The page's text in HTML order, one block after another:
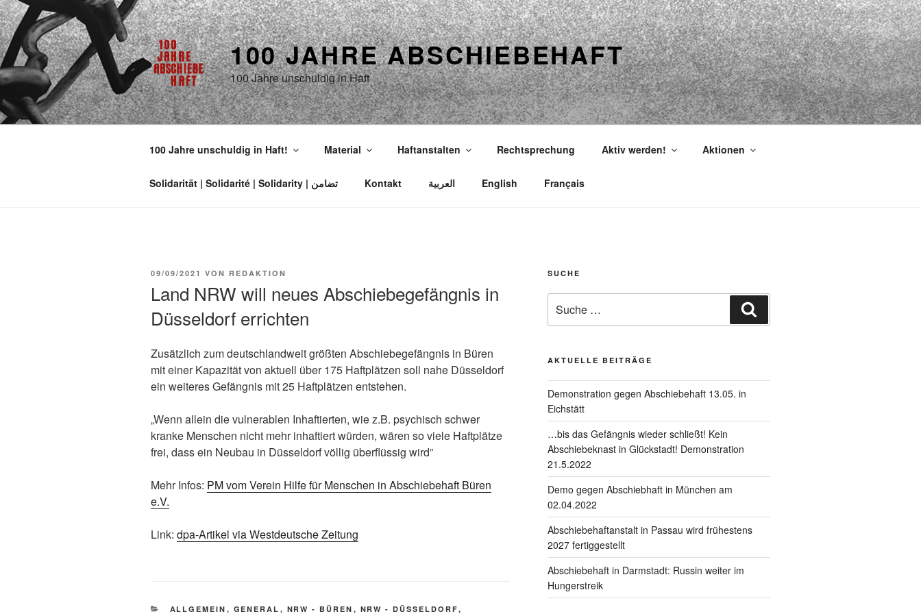
100 JAHRE ABSCHIEBEHAFT
100 Jahre unschuldig in Haft
100 Jahre unschuldig in Haft! Material Haftanstalten Rechtsprechung Aktiv werden! Aktionen
Solidarität | Solidarité | Solidarity | تضامن Kontakt العربية English Français
09/09/2021 VON REDAKTION
Land NRW will neues Abschiebegefängnis in
Düsseldorf errichten
Zusätzlich zum deutschlandweit größten Abschiebegefängnis in Büren
mit einer Kapazität von aktuell über 175 Haftplätzen soll nahe Düsseldorf
ein weiteres Gefängnis mit 25 Haftplätzen entstehen.
„Wenn allein die vulnerablen Inhaftierten, wie z.B. psychisch schwer
kranke Menschen nicht mehr inhaftiert würden, wären so viele Haftplätze
frei, dass ein Neubau in Düsseldorf völlig überflüssig wird”
Mehr Infos: PM vom Verein Hilfe für Menschen in Abschiebehaft Büren
e.V.
Link: dpa-Artikel via Westdeutsche Zeitung
ALLGEMEIN , GENERAL , NRW - BÜREN , NRW - DÜSSELDORF,
SUCHE
AKTUELLE BEITRÄGE
Demonstration gegen Abschiebehaft 13.05. in
Eichstätt
…bis das Gefängnis wieder schließt! Kein
Abschiebeknast in Glückstadt! Demonstration
21.5.2022
Demo gegen Abschiebhaft in München am
02.04.2022
Abschiebehaftanstalt in Passau wird frühestens
2027 fertiggestellt
Abschiebehaft in Darmstadt: Russin weiter im
Hungerstreik